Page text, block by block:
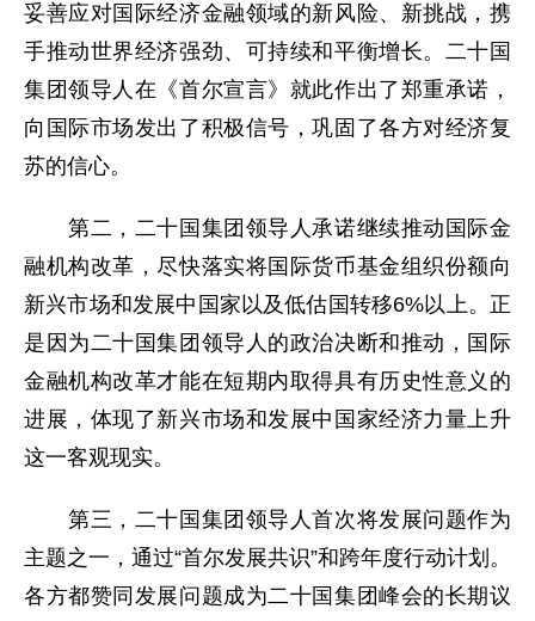
妥善应对国际经济金融领域的新风险、新挑战，携
手推动世界经济强劲、可持续和平衡增长。二十国
集团领导人在《首尔宣言》就此作出了郑重承诺，
向国际市场发出了积极信号，巩固了各方对经济复
苏的信心。
第二，二十国集团领导人承诺继续推动国际金
融机构改革，尽快落实将国际货币基金组织份额向
新兴市场和发展中国家以及低估国转移6%以上。正
是因为二十国集团领导人的政治决断和推动，国际
金融机构改革才能在短期内取得具有历史性意义的
进展，体现了新兴市场和发展中国家经济力量上升
这一客观现实。
第三，二十国集团领导人首次将发展问题作为
主题之一，通过“首尔发展共识”和跨年度行动计划。
各方都赞同发展问题成为二十国集团峰会的长期议